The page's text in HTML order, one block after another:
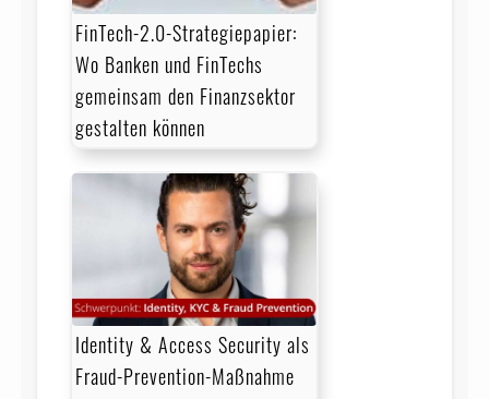
FinTech-2.0-Strategiepapier:
Wo Banken und FinTechs
gemeinsam den Finanzsektor
gestalten können
Identity & Access Security als
Fraud-Prevention-Maßnahme